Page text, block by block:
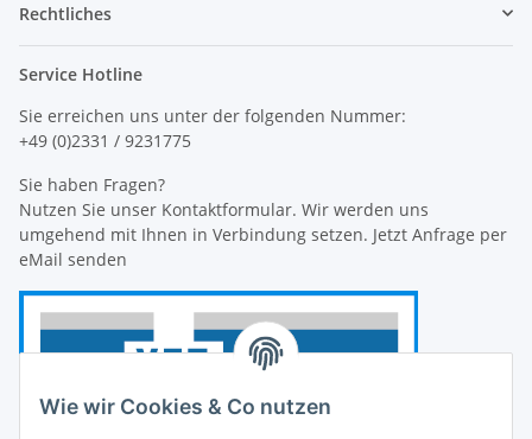
Wie wir Cookies & Co nutzen
Rechtliches
Service Hotline
Sie erreichen uns unter der folgenden Nummer:
+49 (0)2331 / 9231775
Sie haben Fragen?
Nutzen Sie unser Kontaktformular. Wir werden uns
umgehend mit Ihnen in Verbindung setzen. Jetzt Anfrage per
eMail senden